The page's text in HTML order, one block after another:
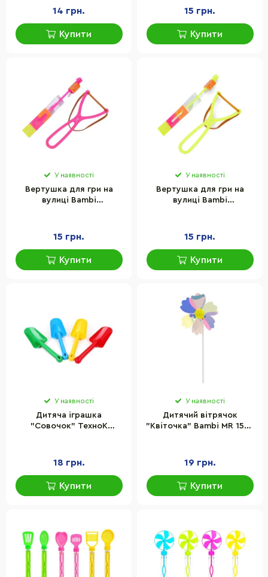
14 грн.
Купити
15 грн.
Купити
У наявності
Вертушка для гри на
вулиці Bambi
15 грн.
Купити
У наявності
Вертушка для гри на
вулиці Bambi
15 грн.
Купити
У наявності
Дитяча іграшка
"Совочок" ТехноК
18 грн.
Купити
У наявності
Дитячий вітрячок
"Квіточка" Bambi MR 1590
19 грн.
Купити